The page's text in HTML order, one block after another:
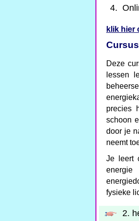
klik hier
Deze
lessen
precies
schoon
door je
neemt
Je leert
fysieke
2.